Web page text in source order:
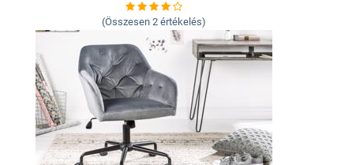
(Összesen 2 értékelés)